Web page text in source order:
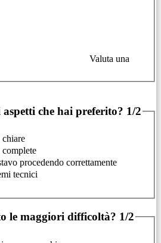
Valuta una
che hai preferito? 1/2
procedendo correttamente
tecnici
le maggiori difficoltà? 1/2